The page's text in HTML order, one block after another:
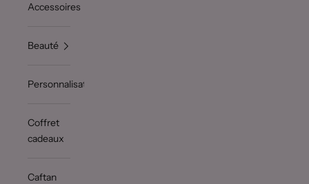
Accessoires
Beauté
Personnalisation
Coffret
cadeaux
Caftan